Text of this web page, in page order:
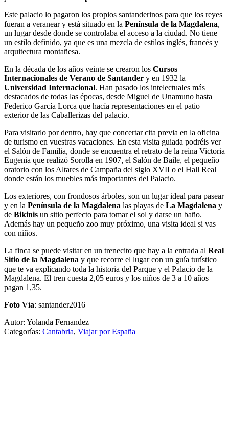
Este palacio lo pagaron los propios santanderinos para que los reyes
fueran a veranear y está situado en la Península de la Magdalena,
un lugar desde donde se controlaba el acceso a la ciudad. No tiene
un estilo definido, ya que es una mezcla de estilos inglés, francés y
arquitectura montañesa.
En la década de los años veinte se crearon los Cursos
Internacionales de Verano de Santander y en 1932 la
Universidad Internacional. Han pasado los intelectuales más
destacados de todas las épocas, desde Miguel de Unamuno hasta
Federico García Lorca que hacía representaciones en el patio
exterior de las Caballerizas del palacio.
Para visitarlo por dentro, hay que concertar cita previa en la oficina
de turismo en vuestras vacaciones. En esta visita guiada podréis ver
el Salón de Familia, donde se encuentra el retrato de la reina Victoria
Eugenia que realizó Sorolla en 1907, el Salón de Baile, el pequeño
oratorio con los Altares de Campaña del siglo XVII o el Hall Real
donde están los muebles más importantes del Palacio.
Los exteriores, con frondosos árboles, son un lugar ideal para pasear
y en la Península de la Magdalena las playas de La Magdalena y
de Bikinis un sitio perfecto para tomar el sol y darse un baño.
Además hay un pequeño zoo muy próximo, una visita ideal si vas
con niños.
La finca se puede visitar en un trenecito que hay a la entrada al Real
Sitio de la Magdalena y que recorre el lugar con un guía turístico
que te va explicando toda la historia del Parque y el Palacio de la
Magdalena. El tren cuesta 2,05 euros y los niños de 3 a 10 años
pagan 1,35.
Foto Vía: santander2016
Autor: Yolanda Fernandez
Categorías: Cantabria, Viajar por España